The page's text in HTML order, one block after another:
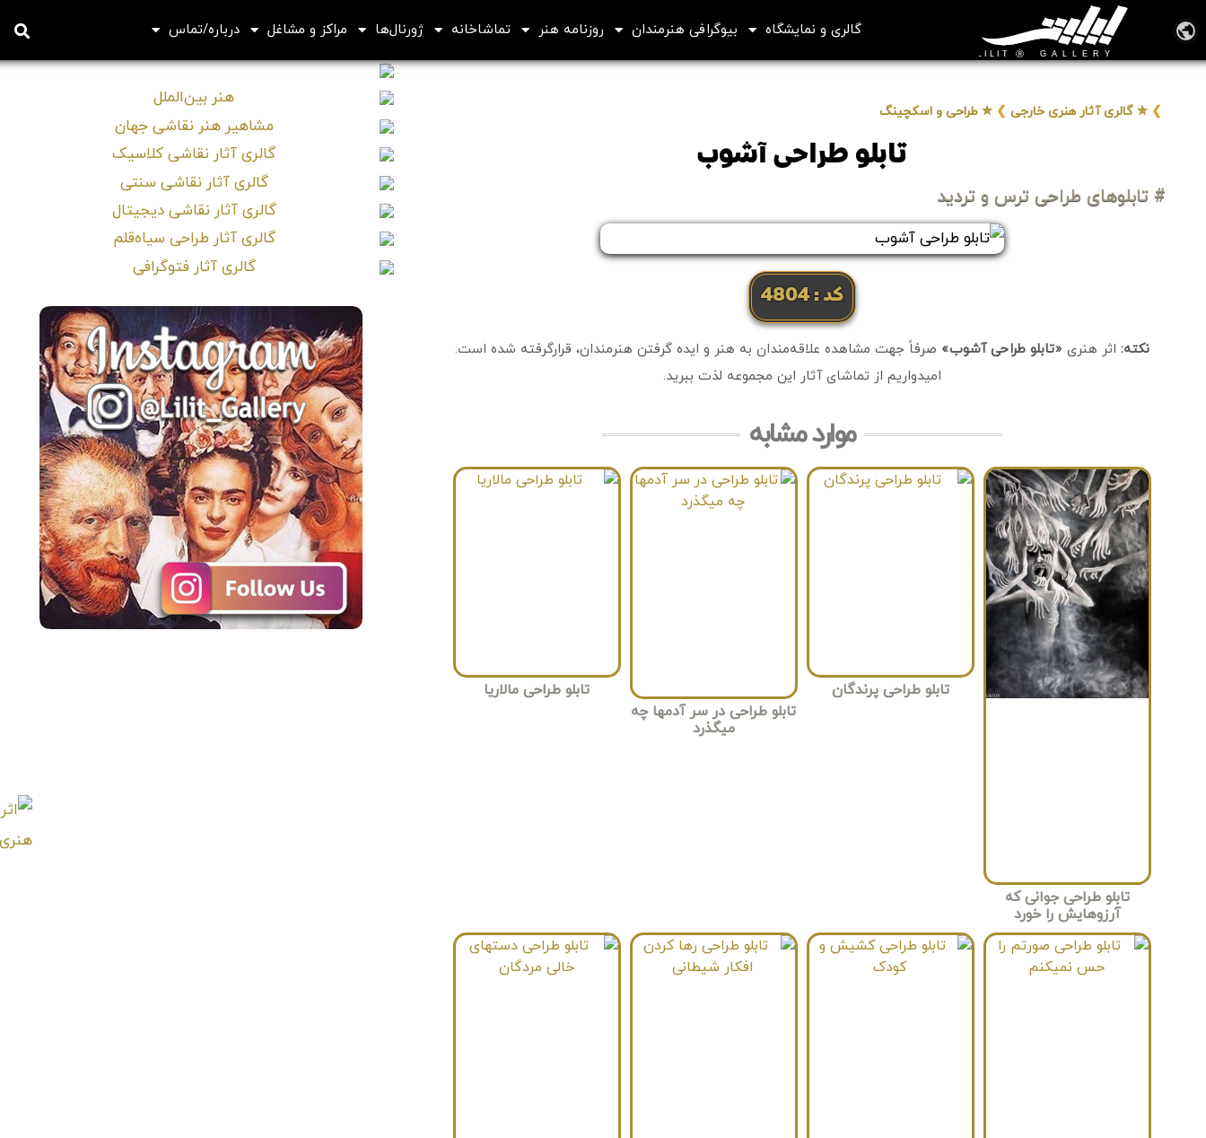
گالری و نمایشگاه بیوگرافی هنرمندان روزنامه هنر تماشاخانه ژورنال‌ها مراکز و مشاغل درباره/تماس
❯ ✮ گالری آثار هنری خارجی ❯ ✮ طراحی و اسکچینگ
تابلو طراحی آشوب
# تابلوهای طراحی ترس و تردید
کد: 4804
نکته: اثر هنری «تابلو طراحی آشوب» صرفاً جهت مشاهده علاقه‌مندان به هنر و ایده گرفتن هنرمندان، قرارگرفته شده است.
امیدواریم از تماشای آثار این مجموعه لذت ببرید.
موارد مشابه
تابلو طراحی جوانی که
آرزوهایش را خورد
تابلو طراحی پرندگان
تابلو طراحی در سر آدمها چه
میگذرد
تابلو طراحی مالاریا